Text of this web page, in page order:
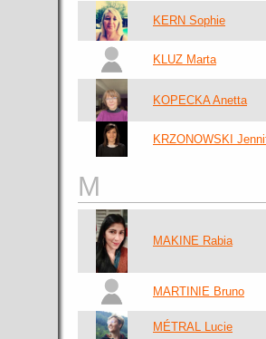
KERN Sophie
KLUZ Marta
KOPECKA Anetta
KRZONOWSKI
M
MAKINE Rabia
MARTINIE Bruno
MÉTRAL Lucie